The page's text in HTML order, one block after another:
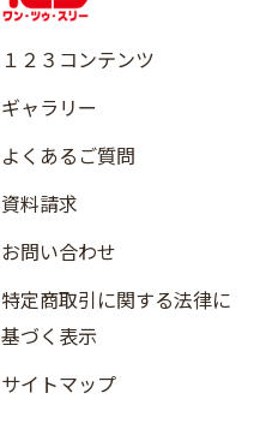
１２３コンテンツ
ギャラリー
よくあるご質問
資料請求
お問い合わせ
特定商取引に関する法律に
基づく表示
サイトマップ